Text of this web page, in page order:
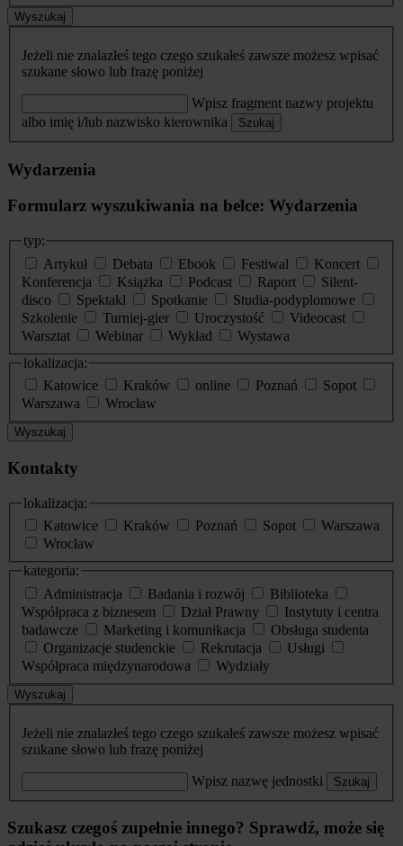
Wyszukaj
Jeżeli nie znalazłeś tego czego szukałeś zawsze możesz wpisać
szukane słowo lub frazę poniżej
Wpisz fragment nazwy projektu
albo imię i/lub nazwisko kierownika
Szukaj
Wydarzenia
Formularz wyszukiwania na belce: Wydarzenia
typ:
Artykuł
Debata Ebook Festiwal
Koncert
Konferencja
Książka Podcast Raport
Silent-
disco
Spektakl Spotkanie
Studia-podyplomowe
Szkolenie
Turniej-gier Uroczystość
Videocast
Warsztat
Webinar Wykład
Wystawa
lokalizacja:
Katowice
Kraków online Poznań
Sopot
Warszawa
Wrocław
Wyszukaj
Kontakty
lokalizacja:
Katowice
Kraków Poznań Sopot
Warszawa
Wrocław
kategoria:
Administracja
Badania i rozwój
Biblioteka
Współpraca z biznesem
Dział Prawny
Instytuty i centra
badawcze
Marketing i komunikacja
Obsługa studenta
Organizacje studenckie
Rekrutacja
Usługi
Współpraca międzynarodowa
Wydziały
Wyszukaj
Jeżeli nie znalazłeś tego czego szukałeś zawsze możesz wpisać
szukane słowo lub frazę poniżej
Wpisz nazwę jednostki Szukaj
Szukasz czegoś zupełnie innego? Sprawdź, może się